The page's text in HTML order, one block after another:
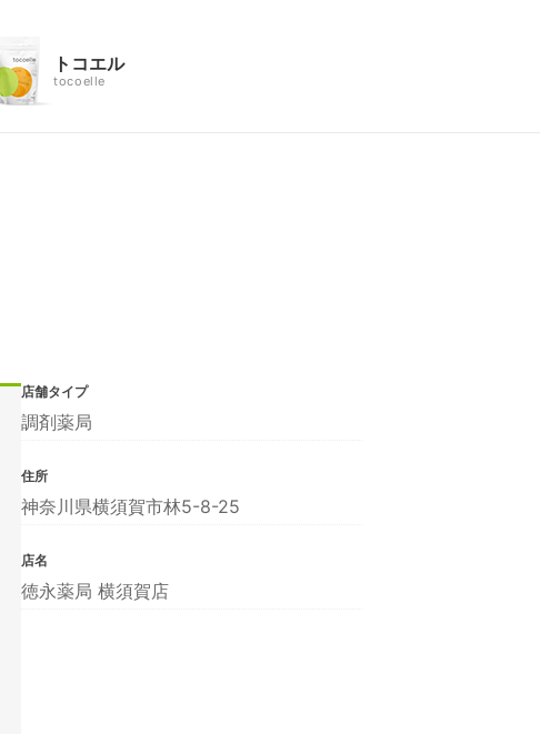
トコエル
tocoelle
店舗タイプ
調剤薬局
住所
神奈川県横須賀市林5-8-25
店名
徳永薬局 横須賀店